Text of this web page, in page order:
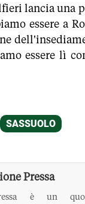
lancia una
essere a
essere lì
Pressa
è un